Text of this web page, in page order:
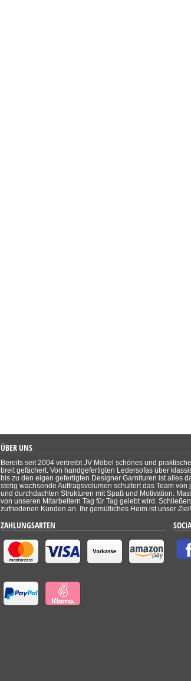
ÜBER UNS
Bereits seit 2004 vertreibt JV Möbel schönes und
breit gefächert. Von handgefertigten Ledersofas über
bis zu den eigen gefertigten Designer Garnituren ist alles
stetig wachsende Auftragsvolumen schultert das Team
und durchdachten Strukturen mit Spaß und Motivation.
von unseren Mitarbeitern Tag für Tag gelebt wird.
zufriedenen Kunden an. Ihr gemütliches Heim ist unser Ziel!
ZAHLUNGSARTEN